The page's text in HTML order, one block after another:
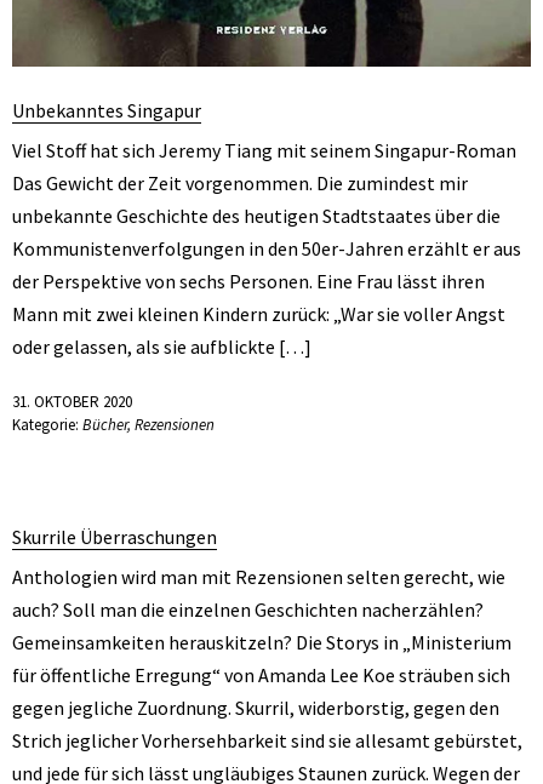
Unbekanntes Singapur
Viel Stoff hat sich Jeremy Tiang mit seinem Singapur-Roman
Das Gewicht der Zeit vorgenommen. Die zumindest mir
unbekannte Geschichte des heutigen Stadtstaates über die
Kommunistenverfolgungen in den 50er-Jahren erzählt er aus
der Perspektive von sechs Personen. Eine Frau lässt ihren
Mann mit zwei kleinen Kindern zurück: „War sie voller Angst
oder gelassen, als sie aufblickte […]
31. OKTOBER 2020
Kategorie: Bücher, Rezensionen
Skurrile Überraschungen
Anthologien wird man mit Rezensionen selten gerecht, wie
auch? Soll man die einzelnen Geschichten nacherzählen?
Gemeinsamkeiten herauskitzeln? Die Storys in „Ministerium
für öffentliche Erregung“ von Amanda Lee Koe sträuben sich
gegen jegliche Zuordnung. Skurril, widerborstig, gegen den
Strich jeglicher Vorhersehbarkeit sind sie allesamt gebürstet,
und jede für sich lässt ungläubiges Staunen zurück. Wegen der